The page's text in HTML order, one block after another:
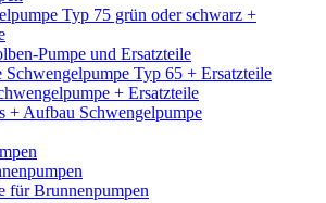
Typ 75 grün oder schwarz +
Pumpe und Ersatzteile
Schwengelpumpe Typ 65 + Ersatzteile
+ Ersatzteile
+ Aufbau Schwengelpumpe
für Brunnenpumpen